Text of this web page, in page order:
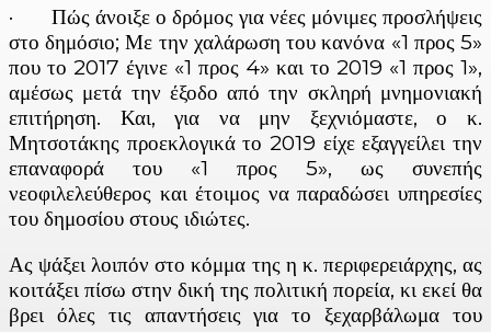
· Πώς άνοιξε ο δρόμος για νέες μόνιμες προσλήψεις
στο δημόσιο; Με την χαλάρωση του κανόνα «1 προς 5»
που το 2017 έγινε «1 προς 4» και το 2019 «1 προς 1»,
αμέσως μετά την έξοδο από την σκληρή μνημονιακή
επιτήρηση. Και, για να μην ξεχνιόμαστε, ο κ.
Μητσοτάκης προεκλογικά το 2019 είχε εξαγγείλει την
επαναφορά του «1 προς 5», ως συνεπής
νεοφιλελεύθερος και έτοιμος να παραδώσει υπηρεσίες
του δημοσίου στους ιδιώτες.
Ας ψάξει λοιπόν στο κόμμα της η κ. περιφερειάρχης, ας
κοιτάξει πίσω στην δική της πολιτική πορεία, κι εκεί θα
βρει όλες τις απαντήσεις για το ξεχαρβάλωμα του